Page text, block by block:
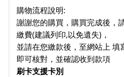
購物流程說明:
謝謝您的購買，購買完成後，
繳費(建議列印,以免遺失)，
並請在您繳款後，至網站上
即可核對，並確認收到款項
刷卡支援卡別